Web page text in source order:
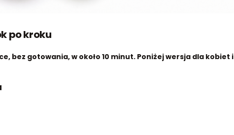
po kroku
bez gotowania, w około 10 minut. Poniżej wersja dla kobiet i